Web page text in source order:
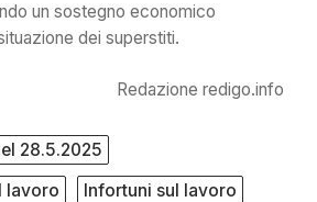
un sostegno economico
dei superstiti.
Redazione redigo.info
28.5.2025
lavoro
Infortuni sul lavoro